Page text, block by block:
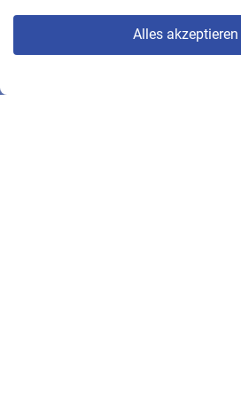
Alles akzeptieren
© VBL 2026